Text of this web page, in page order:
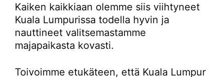
Kaiken kaikkiaan olemme siis viihtyneet
Kuala Lumpurissa todella hyvin ja
nauttineet valitsemastamme
majapaikasta kovasti.
Toivoimme etukäteen, että Kuala Lumpur